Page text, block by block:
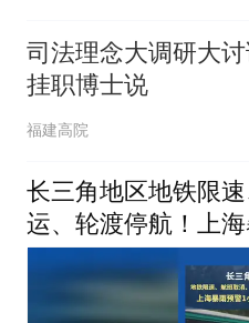
司法理念大调研大讨
挂职博士说
福建高院
长三角地区地铁限
运、轮渡停航！上
续升级